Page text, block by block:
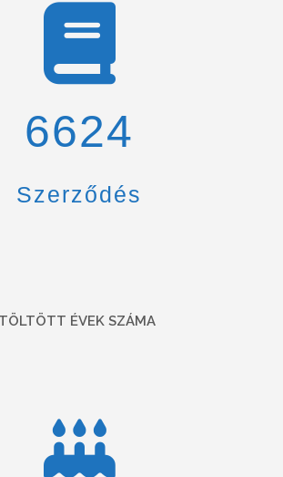
6900
Szerződés
ÉVEK SZÁMA